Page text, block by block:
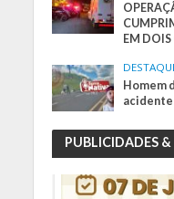
EM
Homem
acidente
PUBLICIDADES &